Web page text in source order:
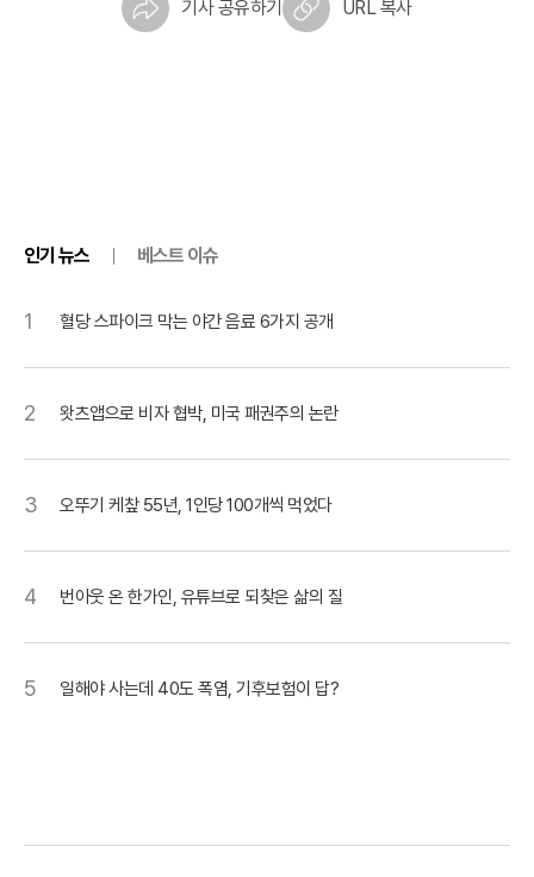
기사 공유하기 URL 복사
인기 뉴스 베스트 이슈
1 혈당 스파이크 막는 야간 음료 6가지 공개
2 왓츠앱으로 비자 협박, 미국 패권주의 논란
3 오뚜기 케챂 55년, 1인당 100개씩 먹었다
4 번아웃 온 한가인, 유튜브로 되찾은 삶의 질
5 일해야 사는데 40도 폭염, 기후보험이 답?